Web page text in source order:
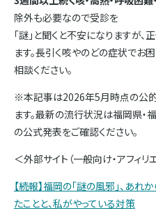
除外も必要なので受診を
「謎」と聞くと不安になりますが
ます。長引く咳やのどの症状でお
相談ください。
※本記事は2026年5月時点の公
ます。最新の流行状況は福岡県
の公式発表をご確認ください。
＜外部サイト（一般向け・アフィリ
【続報】福岡の「謎の風邪」、あ
たことと、私がやっている対策